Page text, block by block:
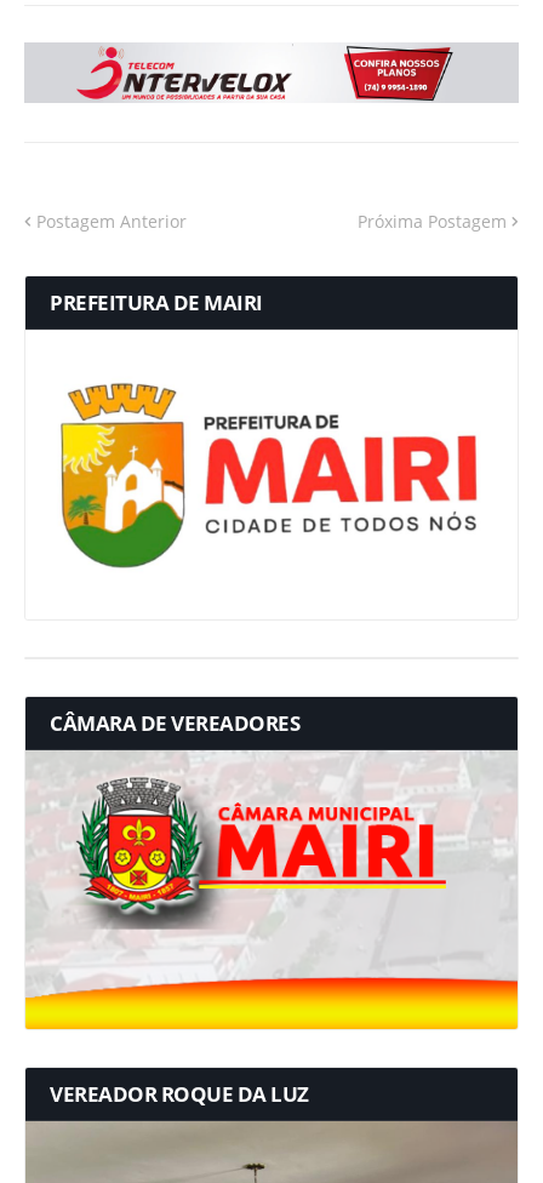
Postagem Anterior Próxima Postagem
PREFEITURA DE MAIRI
CÂMARA DE VEREADORES
VEREADOR ROQUE DA LUZ